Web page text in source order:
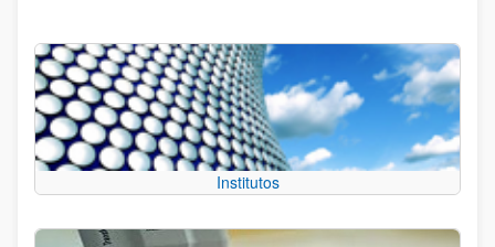
Institutos